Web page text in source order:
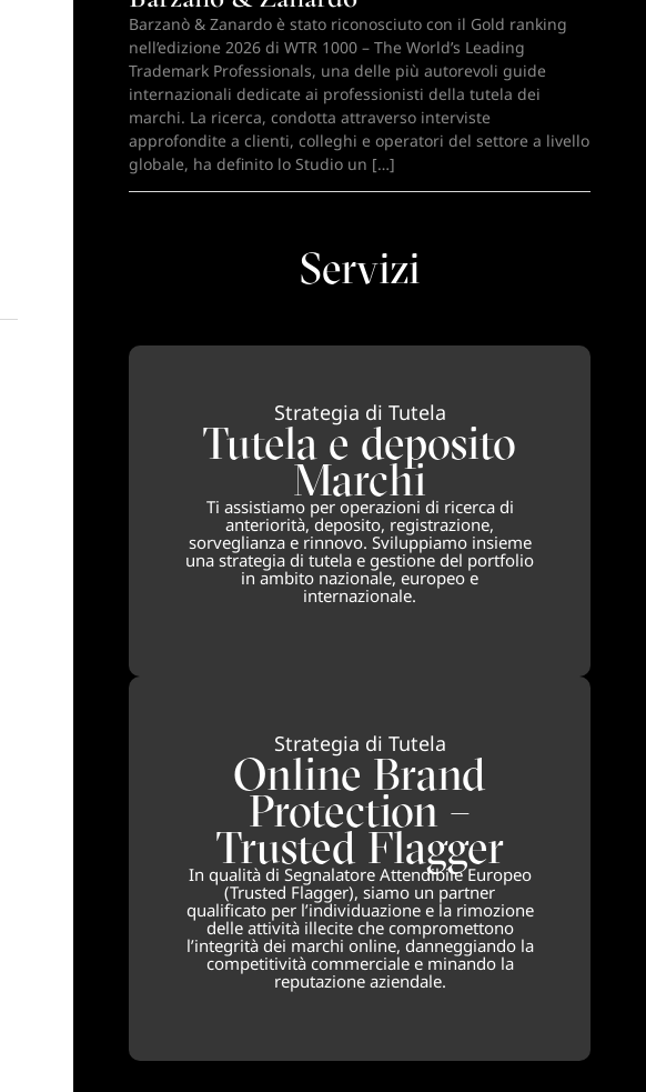
Barzanò & Zanardo è stato riconosciuto con il Gold ranking
nell’edizione 2026 di WTR 1000 – The World’s Leading
Trademark Professionals, una delle più autorevoli guide
internazionali dedicate ai professionisti della tutela dei
marchi. La ricerca, condotta attraverso interviste
approfondite a clienti, colleghi e operatori del settore a livello
globale, ha definito lo Studio un […]
Servizi
Strategia di Tutela
Tutela e deposito
Marchi
Ti assistiamo per operazioni di ricerca di
anteriorità, deposito, registrazione,
sorveglianza e rinnovo. Sviluppiamo insieme
una strategia di tutela e gestione del portfolio
in ambito nazionale, europeo e
internazionale.
Strategia di Tutela
Online Brand
Protection –
Trusted Flagger
In qualità di Segnalatore Attendibile Europeo
(Trusted Flagger), siamo un partner
qualificato per l’individuazione e la rimozione
delle attività illecite che compromettono
l’integrità dei marchi online, danneggiando la
competitività commerciale e minando la
reputazione aziendale.